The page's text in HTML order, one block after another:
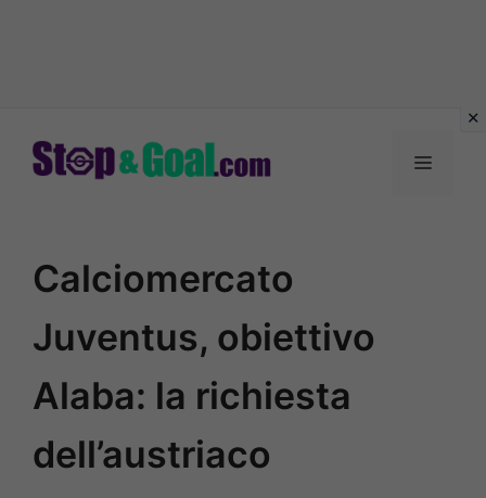
Menu
Calciomercato
Juventus, obiettivo
Alaba: la richiesta
dell’austriaco